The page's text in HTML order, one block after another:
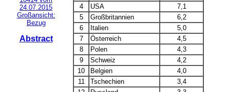
Großansicht:
Bezug
Abstract
4
USA
7,1
5
Großbritannien
6,2
6
Italien
5,0
7
Österreich
4,5
8
Polen
4,3
9
Schweiz
4,2
10
Belgien
4,0
11
Tschechien
3,4